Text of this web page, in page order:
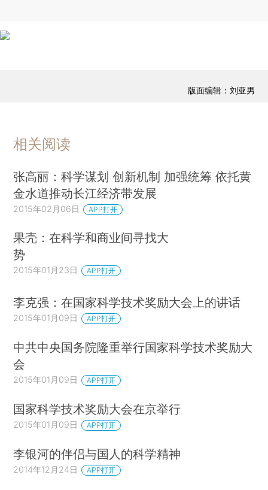
版面编辑：刘亚男
相关阅读
张高丽：科学谋划 创新机制 加强统筹 依托黄
金水道推动长江经济带发展
2015年02月06日 APP打开
果壳：在科学和商业间寻找大
势
2015年01月23日 APP打开
李克强：在国家科学技术奖励大会上的讲话
2015年01月09日 APP打开
中共中央国务院隆重举行国家科学技术奖励大
会
2015年01月09日 APP打开
国家科学技术奖励大会在京举行
2015年01月09日 APP打开
李银河的伴侣与国人的科学精神
2014年12月24日 APP打开